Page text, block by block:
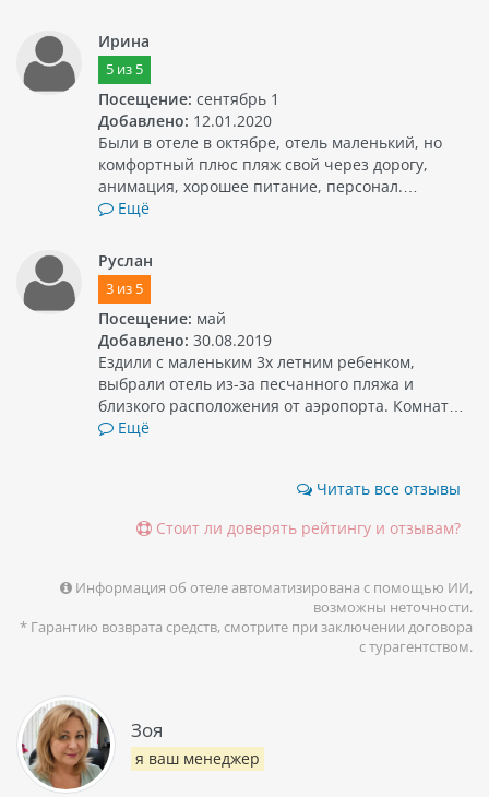
Ирина
5из 5
Посещение: сентябрь 1
Добавлено: 12.01.2020
Были в отеле в октябре, отель маленький, но
комфортный плюс пляж свой через дорогу,
анимация, хорошее питание, персонал.…
Ещё
Руслан
3из 5
Посещение: май
Добавлено: 30.08.2019
Ездили с маленьким 3х летним ребенком,
выбрали отель из-за песчанного пляжа и
близкого расположения от аэропорта. Комнат…
Ещё
Читать все отзывы
Стоит ли доверять рейтингу и отзывам?
Информация об отеле автоматизирована с помощью ИИ,
возможны неточности.
* Гарантию возврата средств, смотрите при заключении договора
с турагентством.
Зоя
я ваш менеджер